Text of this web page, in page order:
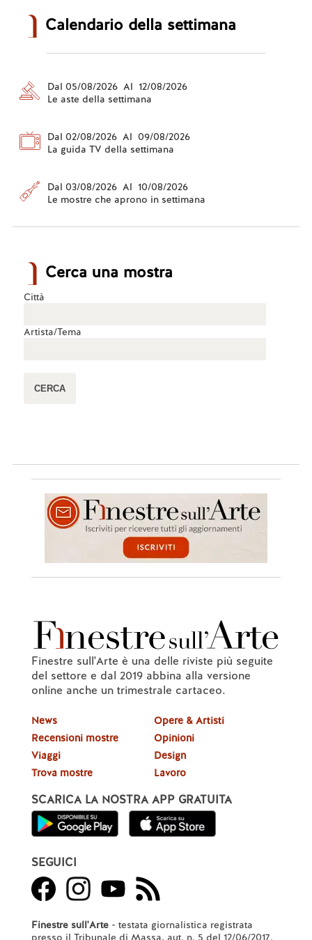
Calendario della settimana
Dal 05/08/2026 Al 12/08/2026
Le aste della settimana
Dal 02/08/2026 Al 09/08/2026
La guida TV della settimana
Dal 03/08/2026 Al 10/08/2026
Le mostre che aprono in settimana
Cerca una mostra
Città
Artista/Tema
Finestre sull'Arte è una delle riviste più seguite
del settore e dal 2019 abbina alla versione
online anche un trimestrale cartaceo.
News
Recensioni mostre
Viaggi
Trova mostre
Opere & Artisti
Opinioni
Design
Lavoro
SCARICA LA NOSTRA APP GRATUITA
SEGUICI
Finestre sull'Arte- testata giornalistica registrata
presso il Tribunale di Massa, aut. n. 5 del 12/06/2017.